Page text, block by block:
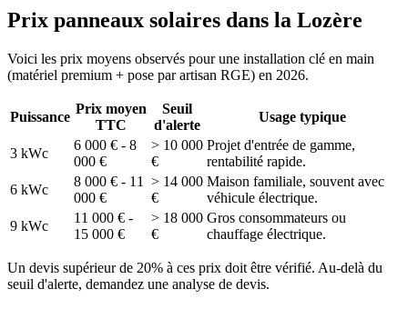
Prix panneaux solaires dans la Lozère
Voici les prix moyens observés pour une installation clé en main
(matériel premium + pose par artisan RGE) en 2026.
Puissance
Prix moyen
TTC
Seuil
d'alerte
Usage typique
3 kWc
6 000 € - 8
000 €
> 10 000
€
Projet d'entrée de gamme,
rentabilité rapide.
6 kWc
8 000 € - 11
000 €
> 14 000
€
Maison familiale, souvent avec
véhicule électrique.
9 kWc
11 000 € -
15 000 €
> 18 000
€
Gros consommateurs ou
chauffage électrique.
Un devis supérieur de 20% à ces prix doit être vérifié. Au-delà du
seuil d'alerte, demandez une analyse de devis.